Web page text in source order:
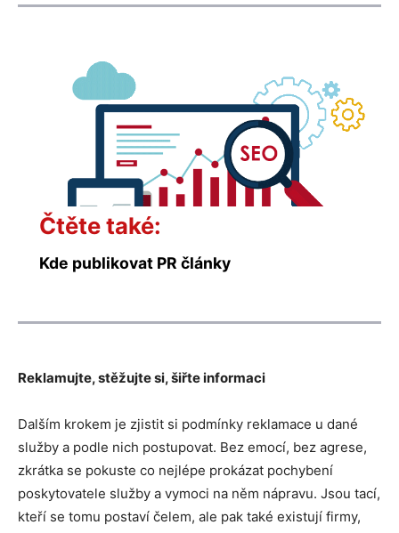
Čtěte také:
Kde publikovat PR články
Reklamujte, stěžujte si, šiřte informaci
Dalším krokem je zjistit si podmínky reklamace u dané
služby a podle nich postupovat. Bez emocí, bez agrese,
zkrátka se pokuste co nejlépe prokázat pochybení
poskytovatele služby a vymoci na něm nápravu. Jsou tací,
kteří se tomu postaví čelem, ale pak také existují firmy,